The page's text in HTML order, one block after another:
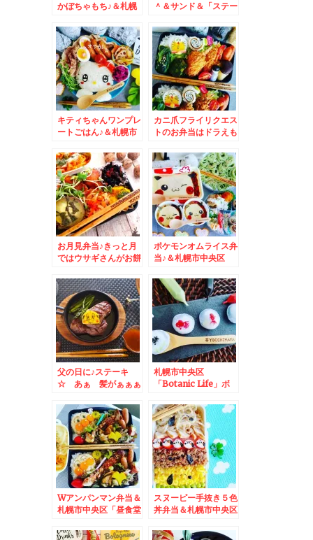
かぼちゃもち♪＆札幌
LABO」さんの「日替
わり弁当」♪白米５０
０ｇ入って５００円っ
て(@￣□￣@;)！！
＾＆サンド＆「ステー
近場で絶品ハンバーグ
♪ラムバーグ一押
し！！！
キティちゃんワンプレ
ートごはん♪＆札幌市
ふじやま」さんの「ト
ロ鯖おにぎり」とにか
くお米が美味しい(@
￣□￣@;)！！サツド
ラで買えます＾＾
カニ爪フライリクエス
トのお弁当はドラえも
央区「昼食堂 ひるお
か」さんの「平日限定
ワンプレートランチ」
♪(*´艸`*)
お月見弁当♪きっと月
ではウサギさんがお餅
市中央区「ジャクソン
ビルmoyuku
sapporo店」の「ア
ボカドバーガー」美味
しい♪(*´艸`*)北海道
産牛１００％ビーフ♪
ポケモンオムライス弁
当♪＆札幌市中央区
さんの「パスタコー
ス」あまうまトマトも
麺も美味しくていつも
リピしてる(*´艸`*)
父の日に♪ステーキ
☆ あぁ 髪がぁぁぁ
ステーキ☆
札幌市中央区
「Botanic Life」ボ
お花のある食卓♪自分
にご褒美～(*´艸`*)
Wアンパンマン弁当＆
札幌市中央区「昼食堂
るおか特製コース」♪
スヌーピー手抜き５色
丼弁当＆札幌市中央区
moyuku sapporo